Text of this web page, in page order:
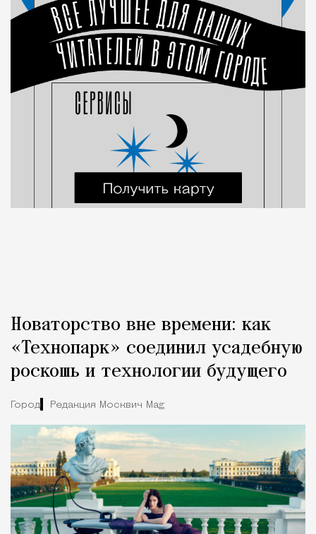
Новаторство вне времени: как
«Технопарк» соединил усадебную
роскошь и технологии будущего
Город Редакция Москвич Mag